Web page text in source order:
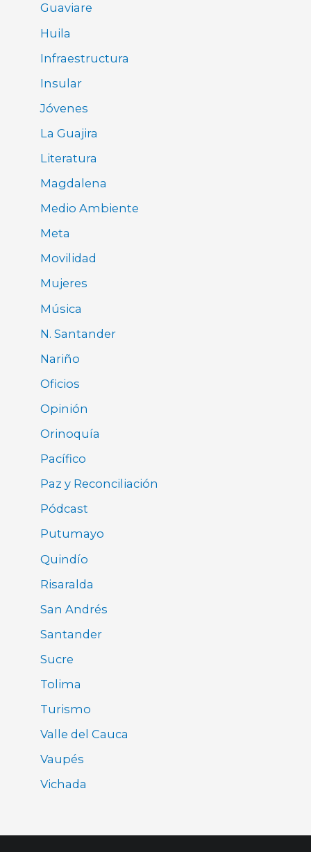
Guaviare
Huila
Infraestructura
Insular
Jóvenes
La Guajira
Literatura
Magdalena
Medio Ambiente
Meta
Movilidad
Mujeres
Música
N. Santander
Nariño
Oficios
Opinión
Orinoquía
Pacífico
Paz y Reconciliación
Pódcast
Putumayo
Quindío
Risaralda
San Andrés
Santander
Sucre
Tolima
Turismo
Valle del Cauca
Vaupés
Vichada